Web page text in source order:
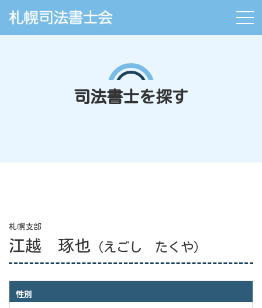
司法書士を探す
札幌支部
江越 琢也 （えごし たくや）
性別